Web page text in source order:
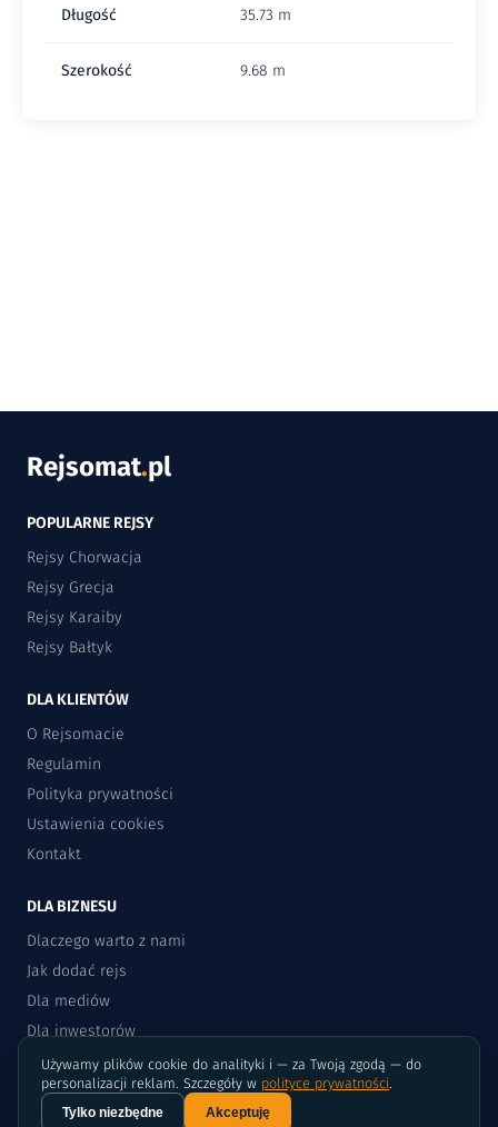
Używamy plików cookie do analityki i — za Twoją zgodą — do
personalizacji reklam. Szczegóły w polityce prywatności.
Tylko niezbędne Akceptuję
Długość 35.73 m
Szerokość 9.68 m
Rejsomat.pl
POPULARNE REJSY
Rejsy Chorwacja
Rejsy Grecja
Rejsy Karaiby
Rejsy Bałtyk
DLA KLIENTÓW
O Rejsomacie
Regulamin
Polityka prywatności
Ustawienia cookies
Kontakt
DLA BIZNESU
Dlaczego warto z nami
Jak dodać rejs
Dla mediów
Dla inwestorów
ODKRYWAJ
Żeglowanie z dziećmi